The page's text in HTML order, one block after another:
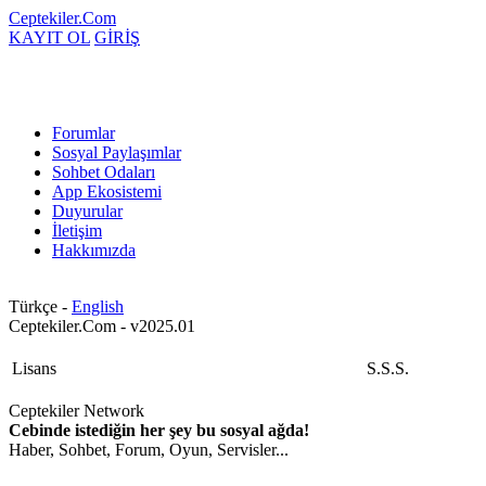
Ceptekiler.Com
KAYIT OL GİRİŞ
Forumlar
Sosyal Paylaşımlar
Sohbet Odaları
App Ekosistemi
Duyurular
İletişim
Hakkımızda
Türkçe - English
Ceptekiler.Com - v2025.01
Lisans S.S.S.
Ceptekiler Network
Cebinde istediğin her şey bu sosyal ağda!
Haber, Sohbet, Forum, Oyun, Servisler...